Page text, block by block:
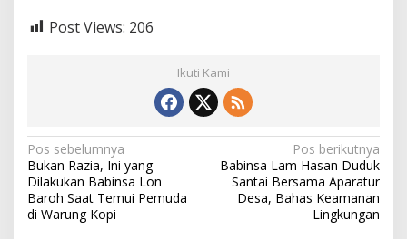
Post Views: 206
Ikuti Kami
N
a
v
Pos sebelumnya
Bukan Razia, Ini yang
Dilakukan Babinsa Lon
Baroh Saat Temui Pemuda
di Warung Kopi
Pos berikutnya
Babinsa Lam Hasan Duduk
Santai Bersama Aparatur
Desa, Bahas Keamanan
Lingkungan